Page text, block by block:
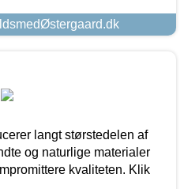
langt størstedelen af
og naturlige materialer
kvaliteten. Klik